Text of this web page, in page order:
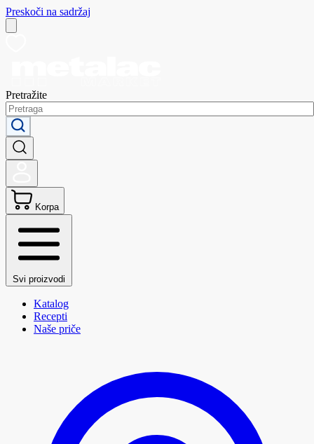
Preskoči na sadržaj
Pretražite
Korpa
Svi proizvodi
Katalog
Recepti
Naše priče